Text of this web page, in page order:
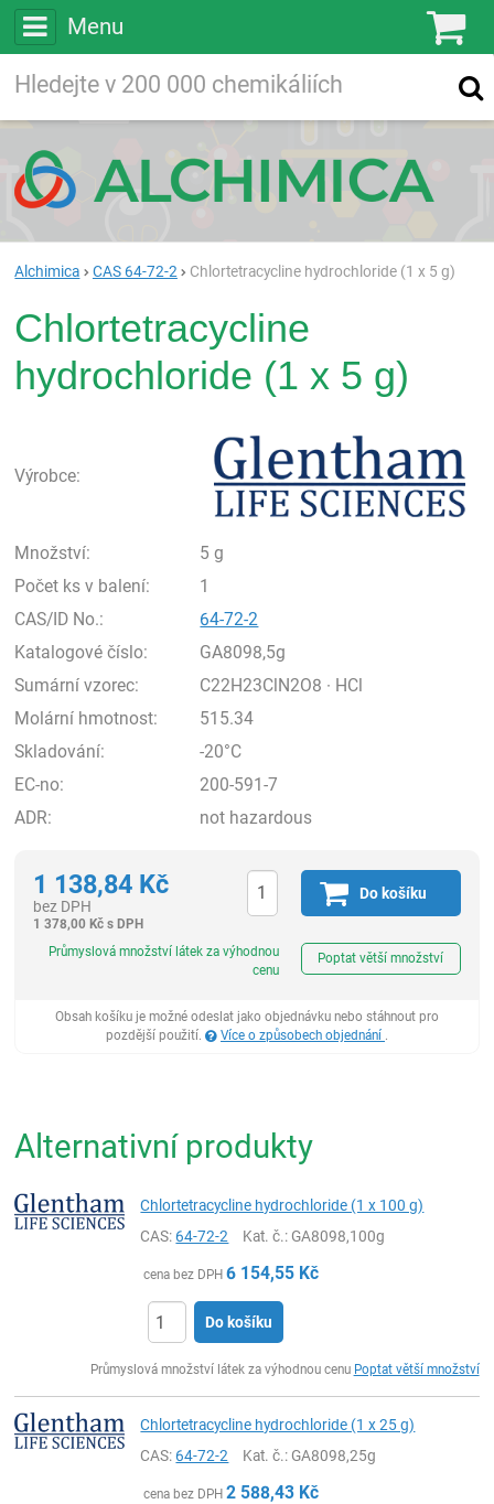
Menu
Vyhledávání
Alchimica CAS 64-72-2 Chlortetracycline hydrochloride (1 x 5 g)
Chlortetracycline
hydrochloride (1 x 5 g)
Výrobce:
Množství:
5 g
Počet ks v balení:
1
CAS/ID No.:
64-72-2
Katalogové číslo:
GA8098,5g
Sumární vzorec:
C22H23ClN2O8 · HCl
Molární hmotnost:
515.34
Skladování:
-20°C
EC-no:
200-591-7
ADR:
not hazardous
1 138,84 Kč
bez DPH
1 378,00Kč s DPH
Do košíku
Průmyslová množství látek za výhodnou
cenu
Poptat větší množství
Obsah košíku je možné odeslat jako objednávku nebo stáhnout pro
pozdější použití.
Více o způsobech objednání .
Alternativní produkty
Chlortetracycline hydrochloride (1 x 100 g)
CAS:64-72-2 Kat. č.: GA8098,100g
cena bez DPH 6 154,55 Kč
Do košíku
Průmyslová množství látek za výhodnou cenu Poptat větší množství
Chlortetracycline hydrochloride (1 x 25 g)
CAS:64-72-2 Kat. č.: GA8098,25g
cena bez DPH 2 588,43 Kč